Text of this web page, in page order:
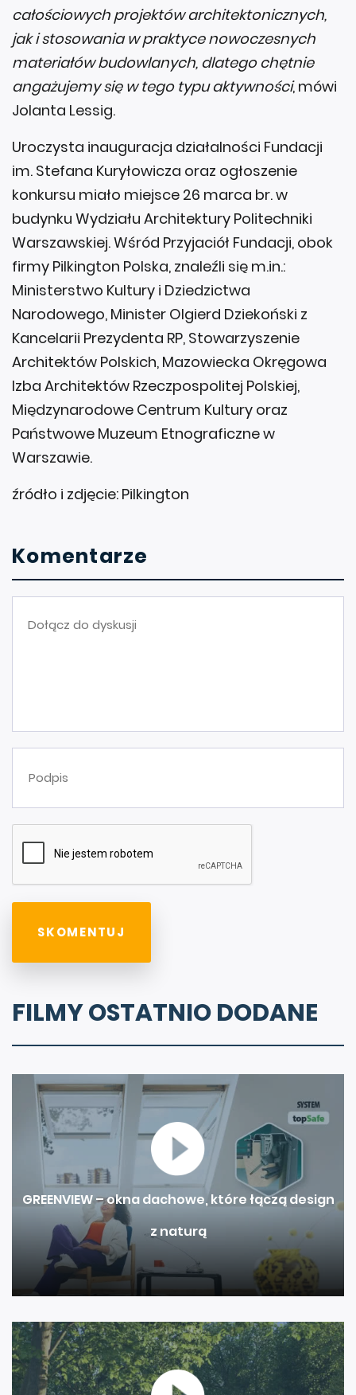
całościowych projektów architektonicznych,
jak i stosowania w praktyce nowoczesnych
materiałów budowlanych, dlatego chętnie
angażujemy się w tego typu aktywności, mówi
Jolanta Lessig.
Uroczysta inauguracja działalności Fundacji
im. Stefana Kuryłowicza oraz ogłoszenie
konkursu miało miejsce 26 marca br. w
budynku Wydziału Architektury Politechniki
Warszawskiej. Wśród Przyjaciół Fundacji, obok
firmy Pilkington Polska, znaleźli się m.in.:
Ministerstwo Kultury i Dziedzictwa
Narodowego, Minister Olgierd Dziekoński z
Kancelarii Prezydenta RP, Stowarzyszenie
Architektów Polskich, Mazowiecka Okręgowa
Izba Architektów Rzeczpospolitej Polskiej,
Międzynarodowe Centrum Kultury oraz
Państwowe Muzeum Etnograficzne w
Warszawie.
źródło i zdjęcie: Pilkington
Komentarze
FILMY OSTATNIO DODANE
GREENVIEW – okna dachowe, które łączą design
z naturą